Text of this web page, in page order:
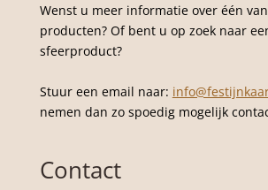
Wenst u meer informatie over één
producten? Of bent u op zoek naar
sfeerproduct?
Stuur een email naar:
nemen dan zo spoedig mogelijk
Contact